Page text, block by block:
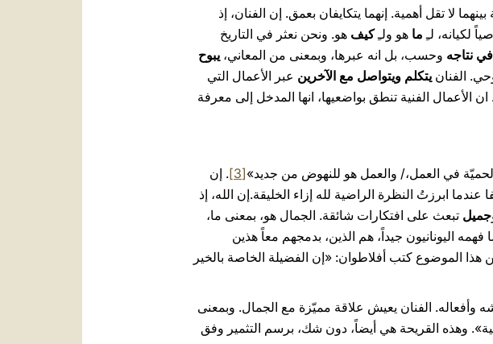
لا تقل أهمية. إنهما يتكايفان بعمق. إن الفنان، إذ
لكيانه، لـِ ما هو ولـِكيف هو. ونحن نعثر في التاريخ
نتاجه وحسب، بل انه عبرها، وبمعنى من المعاني، يبوح
الفنان يتكلم ويتواصل مع الآخرين عبر الأعمال التي
الأعمال الفنية تنطق بواضعيها، انها المدخل إلى معرفة
في العمل،/ والعمل هو للنهوض من جديد»[3]
. إن
ابرزتُ النظرة الراضية لله إزاء الخليقة.إن الله، إذ
جميل تبعث على افتكارات شائقة. الجمال هو، بمعنى ما،
فهمه اليونانيون جيداً، هم الذين، بدمجهم معاً هذين
هذا الموضوع كتب أفلاطوان: «إن الفضيلة الخاصة بالخير
وأفعاله. الفنان يعيش علاقة مميّزة مع الجمال. وبمعنى
وهذه القريحة هي أيضاً، دون شك، برسم التثمير وفق